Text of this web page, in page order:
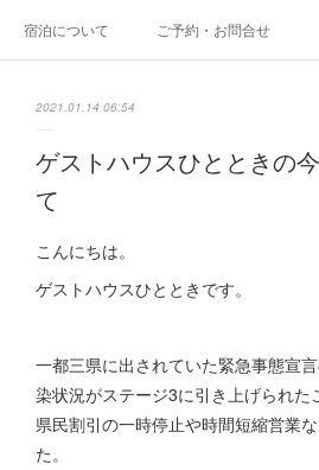
宿泊について ご予約・お問合せ
2021.01.14 06:54
ゲストハウスひとときの
て
こんにちは。
ゲストハウスひとときです。
一都三県に出されていた緊急事態宣
染状況がステージ3に引き上げられた
県民割引の一時停止や時間短縮営業
た。